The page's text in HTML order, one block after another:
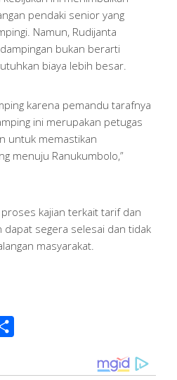
pendaki senior yang
Namun, Rudijanta
bukan berarti
biaya lebih besar.
karena pemandu tarafnya
ini merupakan petugas
untuk memastikan
menuju Ranukumbolo,”
kajian terkait tarif dan
dapat segera selesai dan tidak
masyarakat.